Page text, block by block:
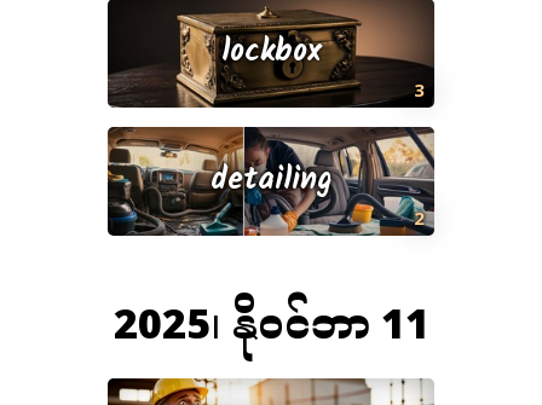
3
lockbox
2
detailing
2025၊ နိုဝင်ဘာ 11